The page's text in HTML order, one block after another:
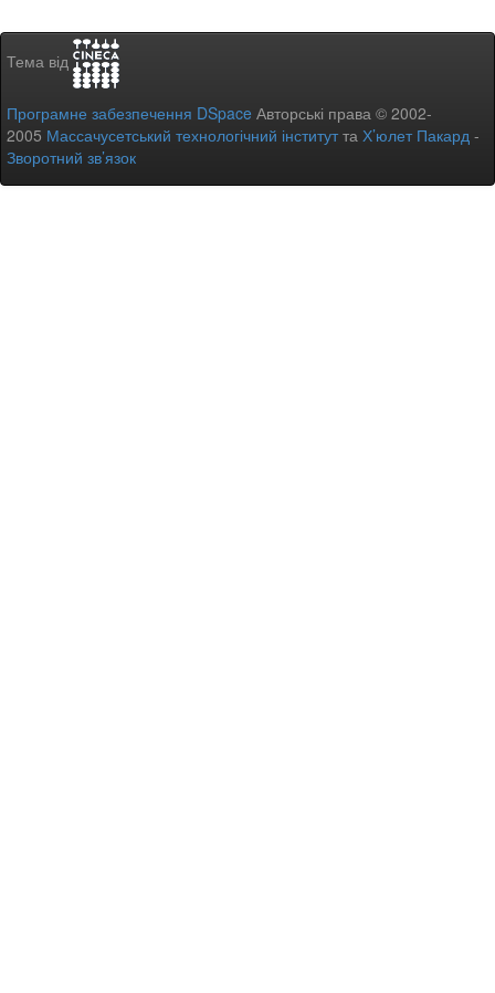
Тема від
Програмне забезпечення DSpace Авторські права © 2002-
2005 Массачусетський технологічний інститутта Х’юлет Пакард -
Зворотний зв’язок